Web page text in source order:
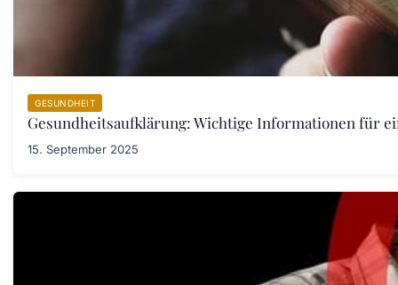
GESUNDHEIT
Gesundheitsaufklärung: Wichtige Informationen für
15. September 2025